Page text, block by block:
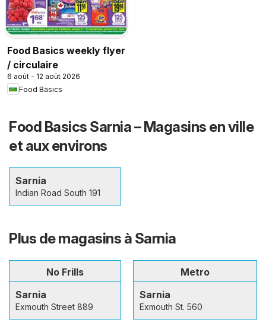
Food Basics weekly flyer
/ circulaire
6 août - 12 août 2026
Food Basics
Food Basics Sarnia – Magasins en ville
et aux environs
Sarnia
Indian Road South 191
Plus de magasins à Sarnia
No Frills
Sarnia
Exmouth Street 889
Metro
Sarnia
Exmouth St. 560